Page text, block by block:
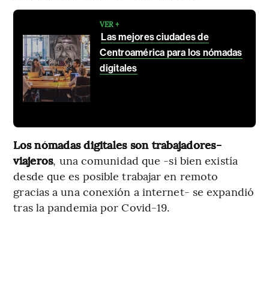
VER +
Las mejores ciudades de
Centroamérica para los nómadas
digitales
Los nómadas digitales son trabajadores-
viajeros, una comunidad que -si bien existía
desde que es posible trabajar en remoto
gracias a una conexión a internet- se expandió
tras la pandemia por Covid-19.